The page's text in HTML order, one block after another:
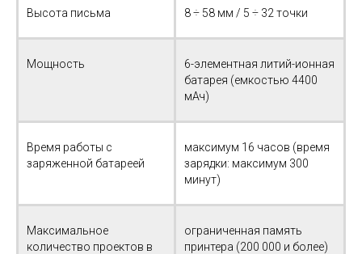
Высота письма 8 ÷ 58 мм / 5 ÷ 32 точки
Мощность
6-элементная литий-ионная
батарея (емкостью 4400
мАч)
Время работы с
заряженной батареей
максимум 16 часов (время
зарядки: максимум 300
минут)
Максимальное
количество проектов в
ограниченная память
принтера (200 000 и более)